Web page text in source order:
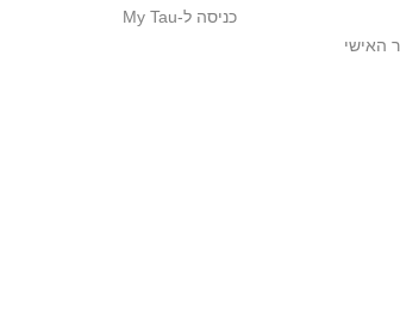
האישי
כניסה ל-My Tau